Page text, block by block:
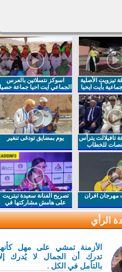
الأصلية
بأيت ايحيا
اسوكز نتسلاتين بالعرس
الجماعي ايت احيا جماعة حصيا
تافيلالت يترأس
للخطاب
بمناسبة
يوم بمضايق تودغى تنغير
افران
تصريح الفنانة سعيدة تيتريت
على هامش مشاركتها في
مهرجان افران
الرأي
الأزمنة تمشي على مهل كأنها
تدرك أن الجمال لا يُدرك إلا
بالتأمل في الكل .